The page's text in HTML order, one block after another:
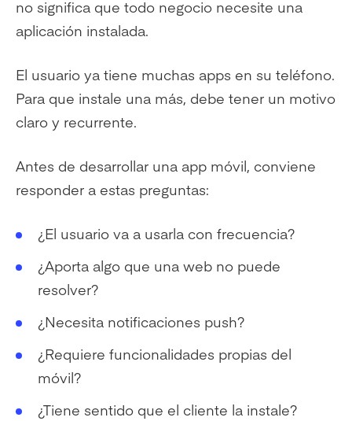
no significa que todo negocio necesite una
aplicación instalada.
El usuario ya tiene muchas apps en su teléfono.
Para que instale una más, debe tener un motivo
claro y recurrente.
Antes de desarrollar una app móvil, conviene
responder a estas preguntas:
¿El usuario va a usarla con frecuencia?
¿Aporta algo que una web no puede
resolver?
¿Necesita notificaciones push?
¿Requiere funcionalidades propias del
móvil?
¿Tiene sentido que el cliente la instale?